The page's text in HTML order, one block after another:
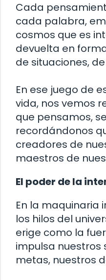
Cada
cada palabra,
cosmos que es
devuelta en
de situaciones,
En ese juego de
vida, nos vemos
que pensamos,
recordándonos
creadores de
maestros de
El poder de la
En la maquinaria
los hilos del
erige como la
impulsa nuestros
metas, nuestros